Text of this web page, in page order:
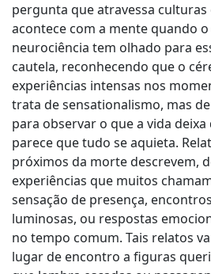
pergunta que atravessa culturas
acontece com a mente quando
neurociência tem olhado para
cautela, reconhecendo que o
experiências intensas nos
trata de sensationalismo, mas
para observar o que a vida
parece que tudo se aquieta.
próximos da morte descrevem,
experiências que muitos
sensação de presença,
luminosas, ou respostas
no tempo comum. Tais relatos
lugar de encontro a figuras